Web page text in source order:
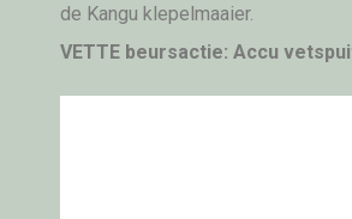
de Kangu klepelmaaier.
VETTE beursactie: Accu